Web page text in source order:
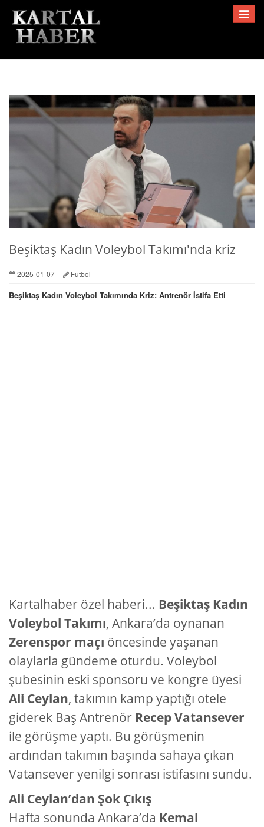
Toggle
Beşiktaş Kadın Voleybol Takımı'nda kriz
2025-01-07 Futbol
Beşiktaş Kadın Voleybol Takımında Kriz: Antrenör İstifa Etti
Kartalhaber özel haberi... Beşiktaş Kadın
Voleybol Takımı, Ankara’da oynanan
Zerenspor maçı öncesinde yaşanan
olaylarla gündeme oturdu. Voleybol
şubesinin eski sponsoru ve kongre üyesi
Ali Ceylan, takımın kamp yaptığı otele
giderek Baş Antrenör Recep Vatansever
ile görüşme yaptı. Bu görüşmenin
ardından takımın başında sahaya çıkan
Vatansever yenilgi sonrası istifasını sundu.
Ali Ceylan’dan Şok Çıkış
Hafta sonunda Ankara’da Kemal